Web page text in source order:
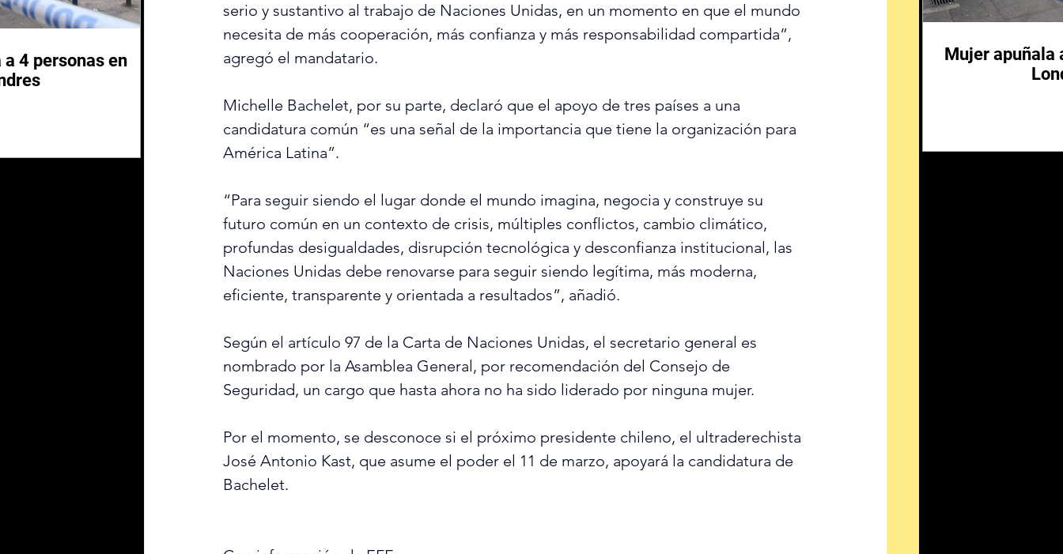
serio y sustantivo al trabajo de Naciones Unidas, en un momento en que el mundo
necesita de más cooperación, más confianza y más responsabilidad compartida”,
agregó el mandatario.
Michelle Bachelet, por su parte, declaró que el apoyo de tres países a una
candidatura común “es una señal de la importancia que tiene la organización para
América Latina”.
“Para seguir siendo el lugar donde el mundo imagina, negocia y construye su
futuro común en un contexto de crisis, múltiples conflictos, cambio climático,
profundas desigualdades, disrupción tecnológica y desconfianza institucional, las
Naciones Unidas debe renovarse para seguir siendo legítima, más moderna,
eficiente, transparente y orientada a resultados”, añadió.
Según el artículo 97 de la Carta de Naciones Unidas, el secretario general es
nombrado por la Asamblea General, por recomendación del Consejo de
Seguridad, un cargo que hasta ahora no ha sido liderado por ninguna mujer.
Por el momento, se desconoce si el próximo presidente chileno, el ultraderechista
José Antonio Kast, que asume el poder el 11 de marzo, apoyará la candidatura de
Bachelet.
4 personas en
Mujer apuñala